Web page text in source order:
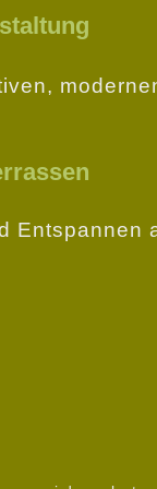
Entspannen